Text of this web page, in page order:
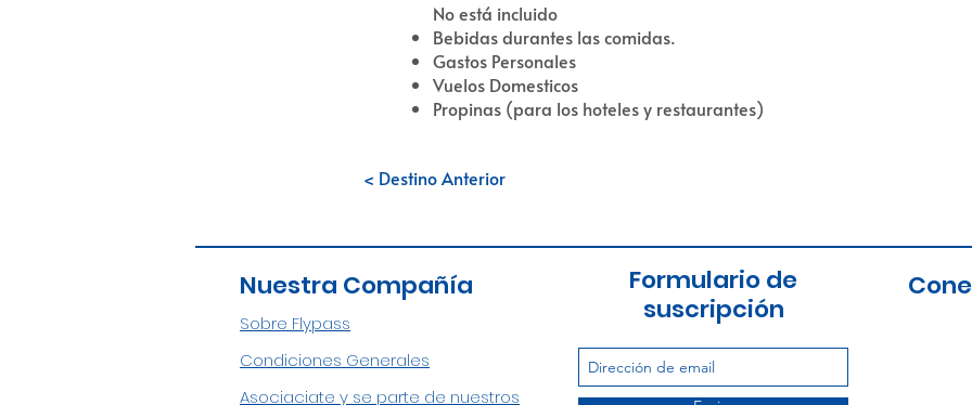
No está incluido
Bebidas durantes las comidas.
Gastos Personales
Vuelos Domesticos
Propinas (para los hoteles y restaurantes)
< Destino Anterior
Nuestra Compañía
Sobre Flypass
Condiciones Generales
Asociaciate y se parte de nuestros
Formulario de
suscripción